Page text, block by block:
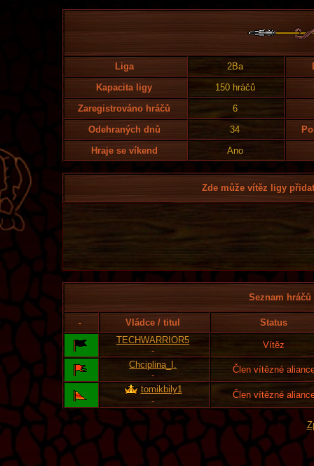
Liga 2Ba
Kapacita ligy
150 hráčů
Zaregistrováno hráčů
6
Odehraných dnů
34
Hraje se víkend
Ano
Zde může vítěz ligy
Seznam
- Vládce / titul
Status
TECHWARRIOR5
-
Vítěz
Chciplina_I.
-
Člen vítězné
tomikbily1
-
Člen vítězné